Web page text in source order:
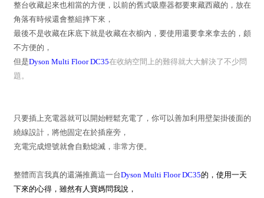
整台收藏起來也相當的方便，以前的舊式吸塵器都要東藏西藏的，放在
角落有時候還會整組摔下來，
最後不是收藏在床底下就是收藏在衣櫥內，要使用還要拿來拿去的，頗
不方便的，
但是Dyson Multi Floor DC35在收納空間上的難得就大大解決了不少問
題。
只要插上充電器就可以開始輕鬆充電了，你可以善加利用壁架掛後面的
繞線設計，將他固定在於插座旁，
充電完成燈號就會自動熄滅，非常方便。
整體而言我真的還滿推薦這一台Dyson Multi Floor DC35的，使用一天
下來的心得，雖然有人寶媽問我說，